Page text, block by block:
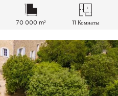
70 000 m² 11 Комнаты